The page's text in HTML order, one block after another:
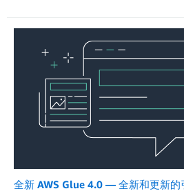
全新 AWS Glue 4.0 — 全新和更新的